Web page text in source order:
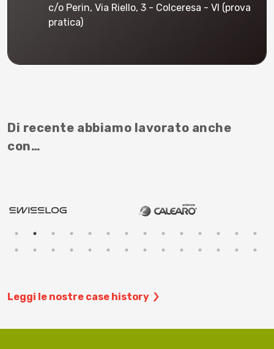
c/o Perin, Via Riello, 3 - Colceresa - VI (prova
pratica)
Di recente abbiamo lavorato anche
con…
Leggi le nostre case history